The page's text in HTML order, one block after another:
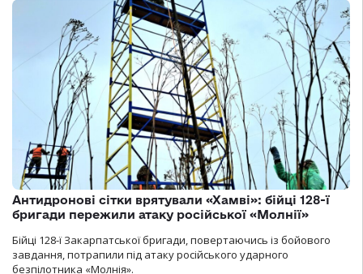
Антидронові сітки врятували «Хамві»: бійці 128-ї
бригади пережили атаку російської «Молнії»
Бійці 128-ї Закарпатської бригади, повертаючись із бойового
завдання, потрапили під атаку російського ударного
безпілотника «Молнія».